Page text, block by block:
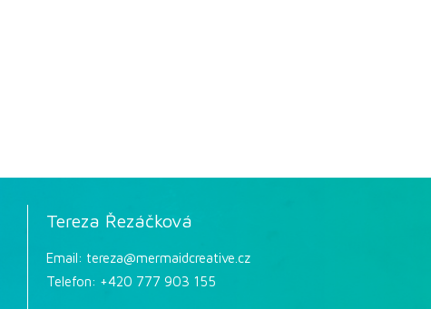
Tereza Řezáčková
Email: tereza@mermaidcreative.cz
Telefon: +420 777 903 155